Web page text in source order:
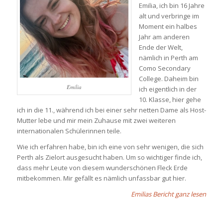
Emilia
Emilia, ich bin 16 Jahre
alt und verbringe im
Moment ein halbes
Jahr am anderen
Ende der Welt,
nämlich in Perth am
Como Secondary
College. Daheim bin
ich eigentlich in der
10. Klasse, hier gehe
ich in die 11., während ich bei einer sehr netten Dame als Host-
Mutter lebe und mir mein Zuhause mit zwei weiteren
internationalen Schülerinnen teile.
Wie ich erfahren habe, bin ich eine von sehr wenigen, die sich
Perth als Zielort ausgesucht haben. Um so wichtiger finde ich,
dass mehr Leute von diesem wunderschönen Fleck Erde
mitbekommen. Mir gefällt es nämlich unfassbar gut hier.
Emilias Bericht ganz lesen